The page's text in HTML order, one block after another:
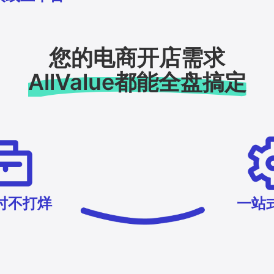
不打烊 一站
您的电商开店需求
AllValue都能全盘搞定